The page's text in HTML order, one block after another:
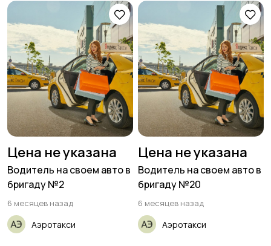
Цена не указана
Водитель на своем авто в
бригаду №2
6 месяцев назад
Аэротакси
Цена не указана
Водитель на своем авто в
бригаду №20
6 месяцев назад
Аэротакси